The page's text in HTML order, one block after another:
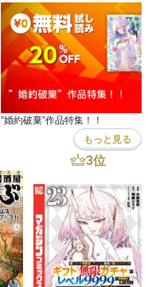
”婚約破棄”作品特集！！
もっと見る
3位